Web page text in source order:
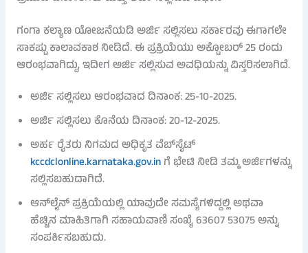
ಗಂಗಾ ಕಲ್ಯಾಣ ಯೋಜನೆಯಡಿ ಅರ್ಜಿ ಸಲ್ಲಿಸಲು ಸರ್ಕಾರವು ಈಗಾಗಲೇ
ಸಾಕಷ್ಟು ಕಾಲಾವಕಾಶ ನೀಡಿದೆ. ಈ ಪ್ರಕ್ರಿಯೆಯು ಅಕ್ಟೋಬರ್ 25 ರಂದು
ಆರಂಭವಾಗಿದ್ದು, ಇದೀಗ ಅರ್ಜಿ ಸಲ್ಲಿಸುವ ಅವಧಿಯನ್ನು ವಿಸ್ತರಿಸಲಾಗಿದೆ.
ಅರ್ಜಿ ಸಲ್ಲಿಸಲು ಆರಂಭವಾದ ದಿನಾಂಕ: 25-10-2025.
ಅರ್ಜಿ ಸಲ್ಲಿಸಲು ಕೊನೆಯ ದಿನಾಂಕ: 20-12-2025.
ಅರ್ಹ ರೈತರು ನಿಗಮದ ಅಧಿಕೃತ ವೆಬ್‌ಸೈಟ್
kccdclonline.karnataka.gov.inಗೆ ಭೇಟಿ ನೀಡಿ ತಮ್ಮ ಅರ್ಜಿಗಳನ್ನು
ಸಲ್ಲಿಸಬಹುದಾಗಿದೆ.
ಆನ್‌ಲೈನ್ ಪ್ರಕ್ರಿಯೆಯಲ್ಲಿ ಯಾವುದೇ ಸಮಸ್ಯೆಗಳಿದ್ದಲ್ಲಿ ಅಥವಾ
ಹೆಚ್ಚಿನ ಮಾಹಿತಿಗಾಗಿ ಸಹಾಯವಾಣಿ ಸಂಖ್ಯೆ 63607 53075 ಅನ್ನು
ಸಂಪರ್ಕಿಸಬಹುದು.